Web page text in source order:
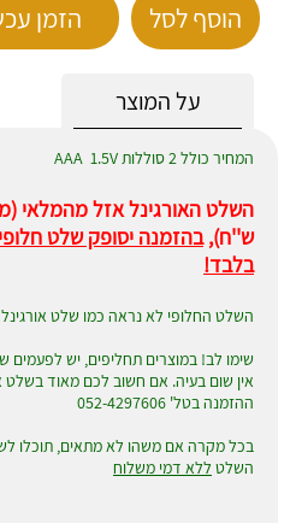
הוסף לסל הזמן
על המוצר
המחיר כולל 2 סוללות AAA 1.5V
ש''ח),
בלבד!
השלט החלופי לא נראה כמו שלט
אין שום בעיה. אם חשוב לכם מאוד בשלט
ההזמנה בטל' 052-4297606
בכל מקרה אם משהו לא מתאים, תוכלו
השלט ללא דמי משלוח